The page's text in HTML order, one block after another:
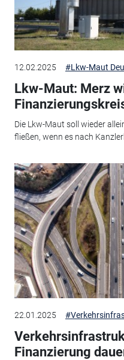
12.02.2025 #Lkw-Maut
Lkw-Maut: Merz
Die Lkw-Maut soll wieder
fließen, wenn es nach
22.01.2025
Finanzierung